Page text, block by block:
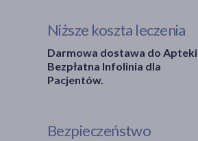
Niższe koszta leczenia
Darmowa dostawa do Apteki
Bezpłatna Infolinia dla
Pacjentów.
Bezpieczeństwo